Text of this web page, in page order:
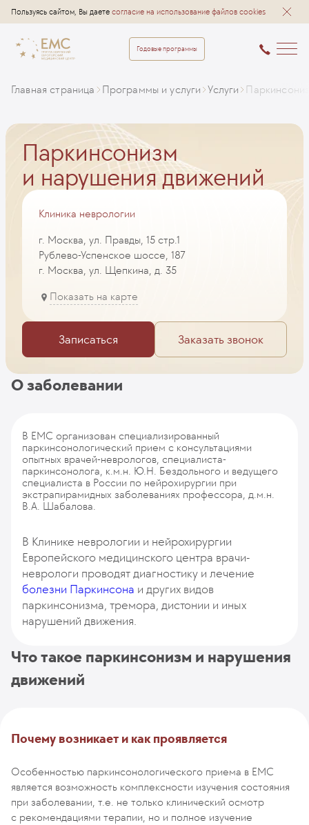
Пользуясь сайтом, Вы даете согласие на использование файлов cookies
Годовые программы
Главная страница Программы и услуги Услуги
Паркинсонизм
и нарушения движений
Клиника неврологии
г. Москва, ул. Правды, 15 стр.1
Рублево-Успенское шоссе, 187
г. Москва, ул. Щепкина, д. 35
Показать на карте
Записаться Заказать звонок
О заболевании
В EMC организован специализированный
паркинсонологический прием с консультациями
опытных врачей-неврологов, специалиста-
паркинсонолога, к.м.н. Ю.Н. Бездольного и ведущего
специалиста в России по нейрохирургии при
экстрапирамидных заболеваниях профессора, д.м.н.
В.А. Шабалова.
В Клинике неврологии и нейрохирургии
Европейского медицинского центра врачи-
неврологи проводят диагностику и лечение
болезни Паркинсона и других видов
паркинсонизма, тремора, дистонии и иных
нарушений движения.
Что такое паркинсонизм и нарушения
движений
Почему возникает и как проявляется
Особенностью паркинсонологического приема в ЕМС
является возможность комплексности изучения состояния
при заболевании, т.е. не только клинический осмотр
с рекомендациями терапии, но и полное изучение